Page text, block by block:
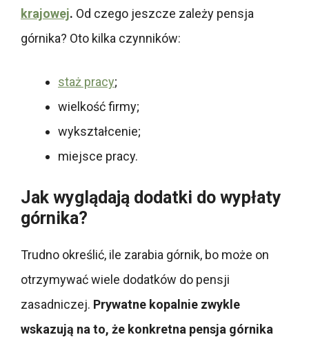
krajowej. Od czego jeszcze zależy pensja
górnika? Oto kilka czynników:
staż pracy;
wielkość firmy;
wykształcenie;
miejsce pracy.
Jak wyglądają dodatki do wypłaty
górnika?
Trudno określić, ile zarabia górnik, bo może on
otrzymywać wiele dodatków do pensji
zasadniczej. Prywatne kopalnie zwykle
wskazują na to, że konkretna pensja górnika